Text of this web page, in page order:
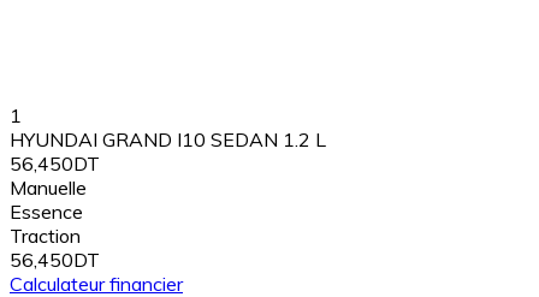
1
HYUNDAI GRAND I10 SEDAN 1.2 L
56,450DT
Manuelle
Essence
Traction
56,450DT
Calculateur financier